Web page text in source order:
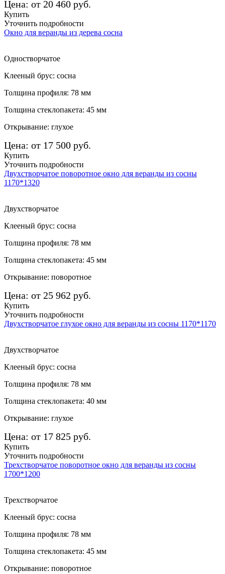
Цена: от 20 460 руб.
Купить
Уточнить подробности
Окно для веранды из дерева сосна
Одностворчатое
Клееный брус: сосна
Толщина профиля: 78 мм
Толщина стеклопакета: 45 мм
Открывание: глухое
Цена: от 17 500 руб.
Купить
Уточнить подробности
Двухстворчатое поворотное окно для веранды из сосны
1170*1320
Двухстворчатое
Клееный брус: сосна
Толщина профиля: 78 мм
Толщина стеклопакета: 45 мм
Открывание: поворотное
Цена: от 25 962 руб.
Купить
Уточнить подробности
Двухстворчатое глухое окно для веранды из сосны 1170*1170
Двухстворчатое
Клееный брус: сосна
Толщина профиля: 78 мм
Толщина стеклопакета: 40 мм
Открывание: глухое
Цена: от 17 825 руб.
Купить
Уточнить подробности
Трехстворчатое поворотное окно для веранды из сосны
1700*1200
Трехстворчатое
Клееный брус: сосна
Толщина профиля: 78 мм
Толщина стеклопакета: 45 мм
Открывание: поворотное